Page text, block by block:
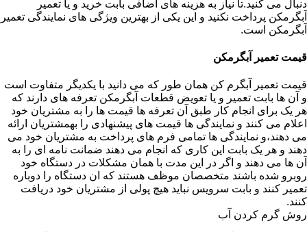
دنبال می کنید.تا نیاز به هزینه های اضافی بابت خرید و یا تعمیر
آبگرمکن پرداخت نکنید و این یکی از بهترین ویژگی های نمایندگی تعمیر
آبگرمکن است.
قیمت تعمیر آبگرمکن
قیمت تعمیر آبگرم کن همان طور که می دانید با یکدیگر متفاوت است
و آن ها بابت تعمیر و یا تعویض قطعات آبگرمکن تعرفه های دارند که
هر یک برای انجام کار طبق آن تعرفه ها قیمت ها را به مشتریان خود
اعلام می کنند و نمایندگی ها قیمت های پیشنهادی را بهمشتریان ارائه
می دهند،و نمایندگی ها تمامی فرم های پرداخت به مشتریان خود می
دهند و هر یک بابت این کاری که انجام می دهند ضمانت نامه ای را به
آن ها می دهند و اگر در این مدت با همان مشکلات در دستگاه خود
روبرو شده باشند متخصصان موظف هستند که ان دستگاه را دوباره
تعمیر کنند و بابت سرویس نباید هیچ پولی از مشتریان خود دریافت
کنند.
روش گرم کردن آب